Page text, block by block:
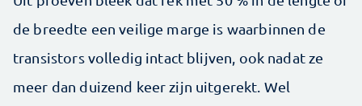
de breedte een veilige marge is waarbinnen de
transistors volledig intact blijven, ook nadat ze
meer dan duizend keer zijn uitgerekt. Wel